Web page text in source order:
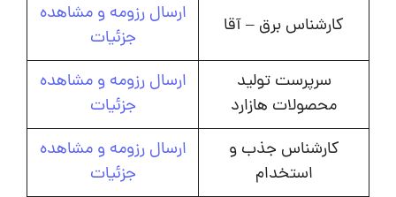
کارشناس برق – آقا
ارسال رزومه و مشاهده
جزئیات
سرپرست تولید
محصولات هازارد
ارسال رزومه و مشاهده
جزئیات
کارشناس جذب و
استخدام
ارسال رزومه و مشاهده
جزئیات